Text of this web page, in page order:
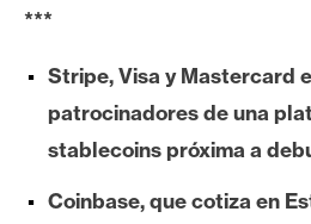
r
e
u
***
Stripe, Visa y Mastercard
patrocinadores de una
stablecoins próxima a
Coinbase, que cotiza en